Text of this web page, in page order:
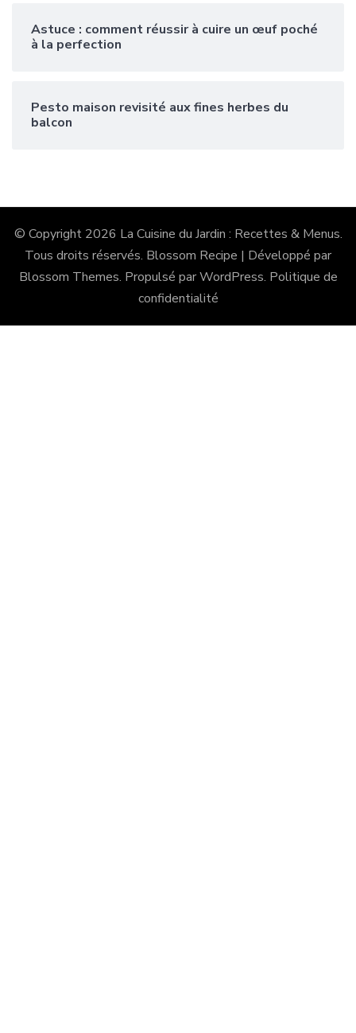
Astuce : comment réussir à cuire un œuf poché
à la perfection
Pesto maison revisité aux fines herbes du
balcon
© Copyright 2026 La Cuisine du Jardin : Recettes & Menus.
Tous droits réservés. Blossom Recipe | Développé par
Blossom Themes. Propulsé parWordPress. Politique de
confidentialité